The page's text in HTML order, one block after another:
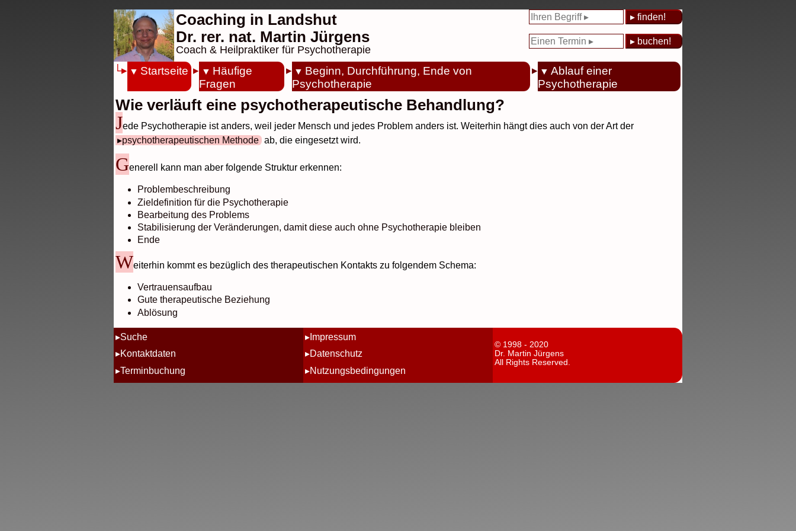
Coaching in Landshut
Dr. rer. nat. Martin Jürgens
Coach & Heilpraktiker für Psychotherapie
Startseite Häufige
Fragen
Beginn, Durchführung, Ende von
Psychotherapie
Ablauf einer
Psychotherapie
Wie verläuft eine psychotherapeutische Behandlung?
Jede Psychotherapie ist anders, weil jeder Mensch und jedes Problem anders ist. Weiterhin hängt dies auch von der Art der
psychotherapeutischen Methode ab, die eingesetzt wird.
Generell kann man aber folgende Struktur erkennen:
Problembeschreibung
Zieldefinition für die Psychotherapie
Bearbeitung des Problems
Stabilisierung der Veränderungen, damit diese auch ohne Psychotherapie bleiben
Ende
Weiterhin kommt es bezüglich des therapeutischen Kontakts zu folgendem Schema:
Vertrauensaufbau
Gute therapeutische Beziehung
Ablösung
Suche
Kontaktdaten
Terminbuchung
Impressum
Datenschutz
Nutzungsbedingungen
© 1998 - 2020
Dr. Martin Jürgens
All Rights Reserved.